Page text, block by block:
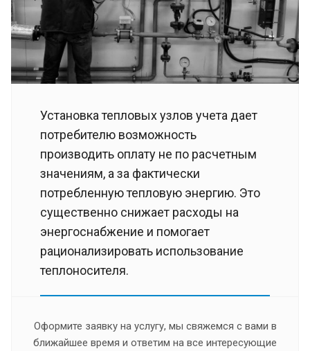
Установка тепловых узлов учета дает
потребителю возможность
производить оплату не по расчетным
значениям, а за фактически
потребленную тепловую энергию. Это
существенно снижает расходы на
энергоснабжение и помогает
рационализировать использование
теплоносителя.
Оформите заявку на услугу, мы свяжемся с вами в
ближайшее время и ответим на все интересующие